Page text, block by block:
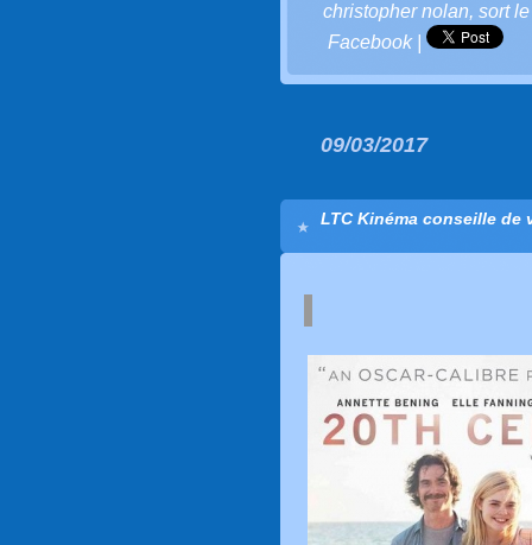
christopher nolan, sort
Facebook|
09/03/2017
LTC Kinéma conseille de